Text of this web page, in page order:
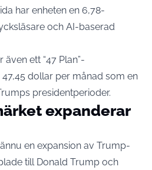
har enheten en 6,78-
och AI-baserad
ett “47 Plan”-
dollar per månad som en
presidentperioder.
expanderar
en expansion av Trump-
till Donald Trump och